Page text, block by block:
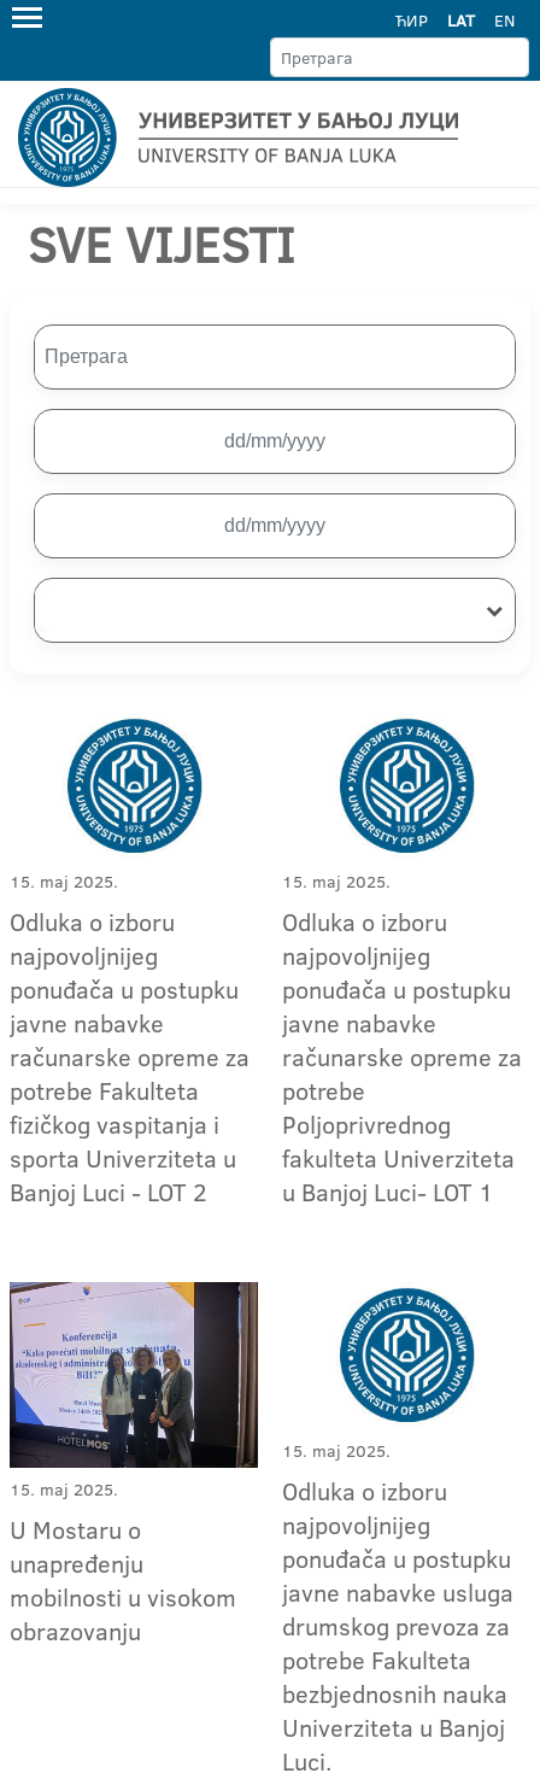
ЋИР LAT EN
SVE VIJESTI
15. maj 2025.
Odluka o izboru
najpovoljnijeg
ponuđača u postupku
javne nabavke
računarske opreme za
potrebe Fakulteta
fizičkog vaspitanja i
sporta Univerziteta u
Banjoj Luci - LOT 2
15. maj 2025.
Odluka o izboru
najpovoljnijeg
ponuđača u postupku
javne nabavke
računarske opreme za
potrebe
Poljoprivrednog
fakulteta Univerziteta
u Banjoj Luci- LOT 1
15. maj 2025.
U Mostaru o
unapređenju
mobilnosti u visokom
obrazovanju
15. maj 2025.
Odluka o izboru
najpovoljnijeg
ponuđača u postupku
javne nabavke usluga
drumskog prevoza za
potrebe Fakulteta
bezbjednosnih nauka
Univerziteta u Banjoj
Luci.